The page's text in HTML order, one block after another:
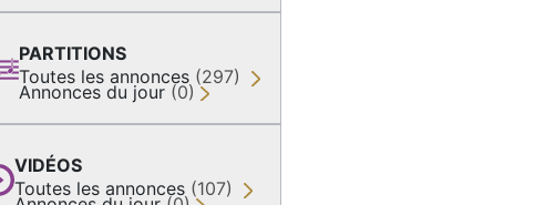
PARTITIONS
Toutes les annonces (297)
Annonces du jour (0)
VIDÉOS
Toutes les annonces (107)